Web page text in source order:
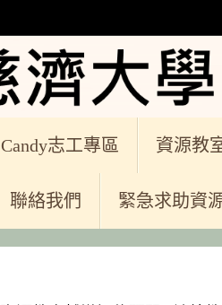
Candy志工專區 資源教
聯絡我們 緊急求助資